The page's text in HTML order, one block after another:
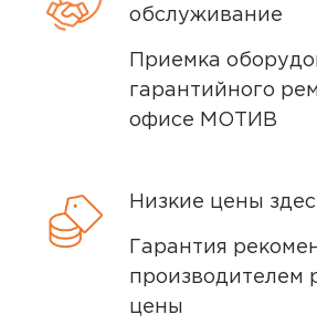
обслуживание
Приемка
гарантийного
офисе МОТИВ
Низкие цены
Гарантия
производителем
цены